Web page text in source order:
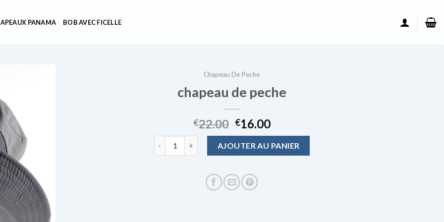
PANAMA BOB AVEC FICELLE
Chapeau De Peche
chapeau de peche
€22.00 €16.00
AJOUTER AU PANIER